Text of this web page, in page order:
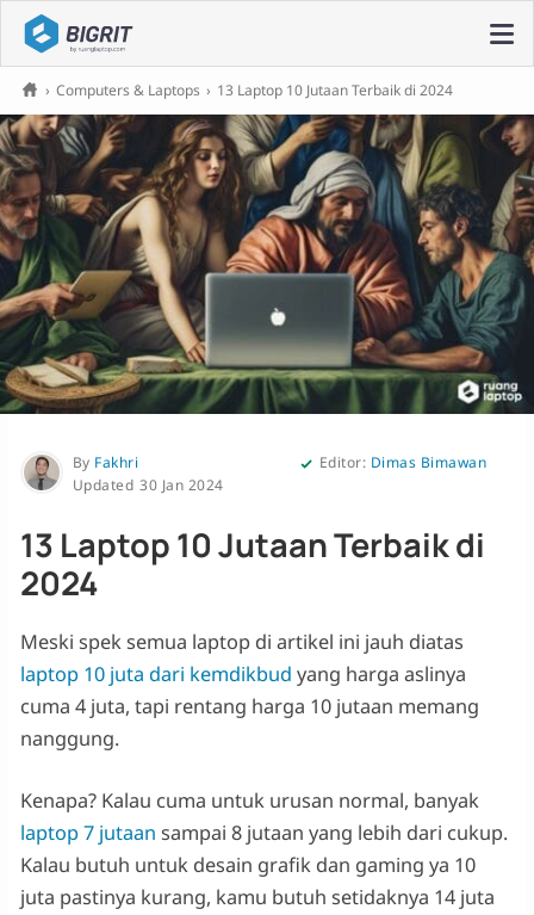
› Computers & Laptops › 13 Laptop 10 Jutaan Terbaik di 2024
By Fakhri
30 Jan 2024
Editor: Dimas Bimawan
13 Laptop 10 Jutaan Terbaik di
2024
Meski spek semua laptop di artikel ini jauh diatas
laptop 10 juta dari kemdikbud yang harga aslinya
cuma 4 juta, tapi rentang harga 10 jutaan memang
nanggung.
Kenapa? Kalau cuma untuk urusan normal, banyak
laptop 7 jutaan sampai 8 jutaan yang lebih dari cukup.
Kalau butuh untuk desain grafik dan gaming ya 10
juta pastinya kurang, kamu butuh setidaknya 14 juta